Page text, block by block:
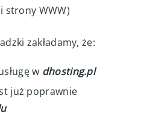
strony WWW)
zakładamy, że:
w dhosting.pl
już poprawnie